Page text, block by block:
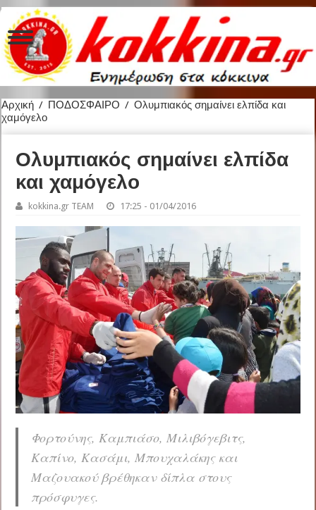
Αρχική / ΠΟΔΟΣΦΑΙΡΟ / Ολυμπιακός σημαίνει ελπίδα και
χαμόγελο
Ολυμπιακός σημαίνει ελπίδα
και χαμόγελο
kokkina.gr TEAM 17:25 - 01/04/2016
Φορτούνης, Καμπιάσο, Μιλιβόγεβιτς,
Καπίνο, Κασάμι, Μπουχαλάκης και
Μαζουακού βρέθηκαν δίπλα στους
πρόσφυγες.